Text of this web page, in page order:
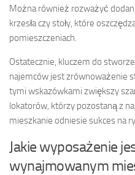
Można również rozważyć
krzesła czy stoły, które
pomieszczeniach.
Ostatecznie, kluczem do
najemców jest zrównoważenie
tymi wskazówkami zwiększy
lokatorów, którzy pozostaną z
mieszkanie odniesie sukces na
Jakie wyposażenie
wynajmowanym